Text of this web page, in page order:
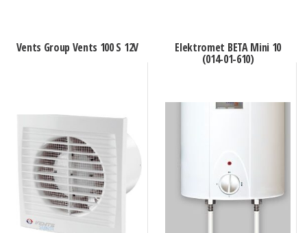
Vents Group Vents 100 S 12V Elektromet BETA Mini 10
(014-01-610)